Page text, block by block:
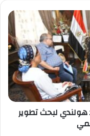
لبحث تطوير